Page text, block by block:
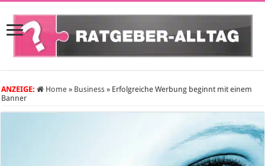
ANZEIGE: Home » Business » Erfolgreiche Werbung beginnt mit einem
Banner